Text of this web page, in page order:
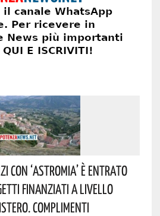
Con ‘Astromia’ È Entrato
Finanziati A Livello
Complimenti